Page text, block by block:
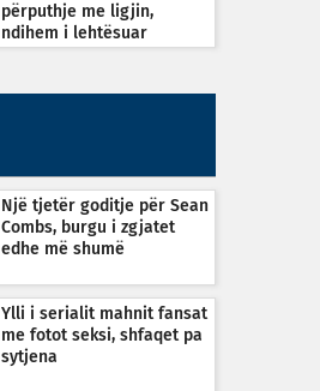
përputhje me ligjin,
ndihem i lehtësuar
Një tjetër goditje për Sean
Combs, burgu i zgjatet
edhe më shumë
Ylli i serialit mahnit fansat
me fotot seksi, shfaqet pa
sytjena